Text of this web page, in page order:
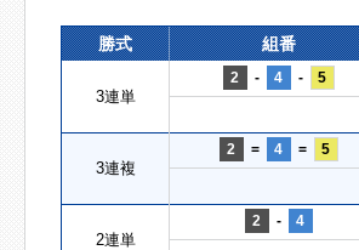
勝式 組番
3連単
2 - 4 - 5
3連複
2 = 4 = 5
2連単
2 - 4